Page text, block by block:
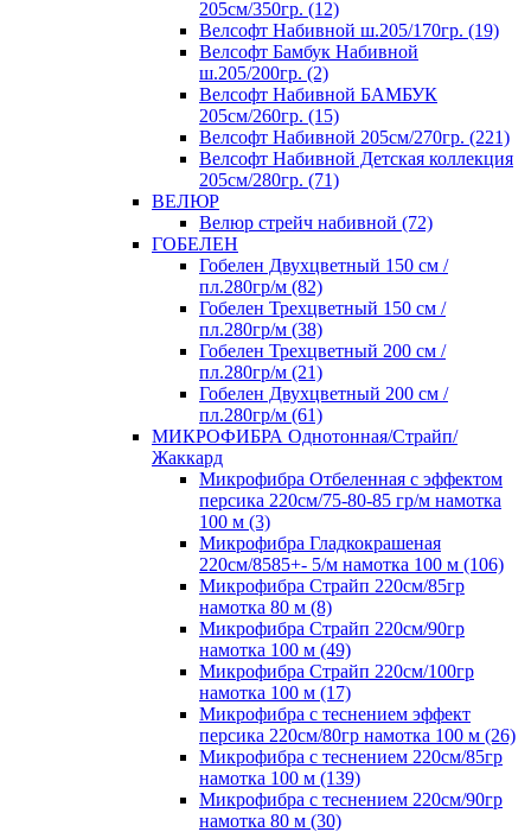
205см/350гр. (12)
Велсофт Набивной ш.205/170гр. (19)
Велсофт Бамбук Набивной
ш.205/200гр. (2)
Велсофт Набивной БАМБУК
205см/260гр. (15)
Велсофт Набивной 205см/270гр. (221)
Велсофт Набивной Детская коллекция
205см/280гр. (71)
ВЕЛЮР
Велюр стрейч набивной (72)
ГОБЕЛЕН
Гобелен Двухцветный 150 см /
пл.280гр/м (82)
Гобелен Трехцветный 150 см /
пл.280гр/м (38)
Гобелен Трехцветный 200 см /
пл.280гр/м (21)
Гобелен Двухцветный 200 см /
пл.280гр/м (61)
МИКРОФИБРА Однотонная/Страйп/
Жаккард
Микрофибра Отбеленная с эффектом
персика 220см/75-80-85 гр/м намотка
100 м (3)
Микрофибра Гладкокрашеная
220см/8585+- 5/м намотка 100 м (106)
Микрофибра Страйп 220см/85гр
намотка 80 м (8)
Микрофибра Страйп 220см/90гр
намотка 100 м (49)
Микрофибра Страйп 220см/100гр
намотка 100 м (17)
Микрофибра с теснением эффект
персика 220см/80гр намотка 100 м (26)
Микрофибра с теснением 220см/85гр
намотка 100 м (139)
Микрофибра с теснением 220см/90гр
намотка 80 м (30)